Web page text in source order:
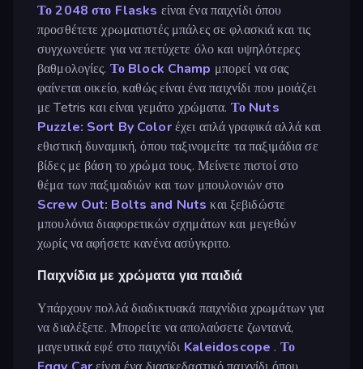
Το 2048 στο Flasks είναι ένα παιχνίδι όπου
προσθέτετε χρωματιστές μπάλες σε φλασκιά και τις
συγχωνεύετε για να πετύχετε όλο και υψηλότερες
βαθμολογίες. Το Block Champ μπορεί να σας
φαίνεται οικείο, καθώς είναι ένα παιχνίδι που μοιάζει
με Tetris και είναι γεμάτο χρώματα. Το Nuts
Puzzle: Sort By Colorέχει απλά γραφικά αλλά και
εθιστική δυναμική, όπου ταξινομείτε τα παξιμάδια σε
βίδες με βάση το χρώμα τους. Μείνετε πιστοί στο
θέμα των παξιμαδιών και των μπουλονιών στο
Screw Out: Bolts and Nuts και ξεβιδώστε
μπουλόνια διαφορετικών σχημάτων και μεγεθών
χωρίς να αφήσετε κανένα ασύγκριτο.
Παιχνίδια με χρώματα για παιδιά
Υπάρχουν πολλά διαδικτυακά παιχνίδια χρωμάτων για
να διαλέξετε. Μπορείτε να απολαύσετε ζωντανά,
μαγευτικά εφέ στο παιχνίδι Kaleidoscope . Το